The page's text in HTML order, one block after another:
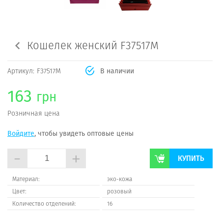
Кошелек женский F37517M
Артикул: F37517M В наличии
163 грн
Розничная цена
Войдите, чтобы увидеть оптовые цены
- + КУПИТЬ
Материал:
эко-кожа
Цвет:
розовый
Количество отделений:
16